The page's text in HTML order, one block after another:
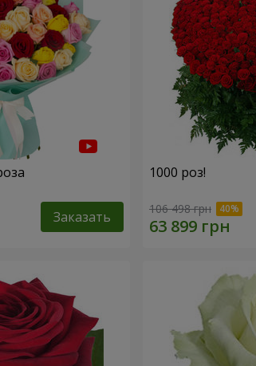
Заказать
1000 роз!
106 498 грн